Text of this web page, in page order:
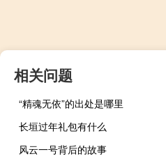
相关问题
“精魂无依”的出处是哪里
长垣过年礼包有什么
风云一号背后的故事